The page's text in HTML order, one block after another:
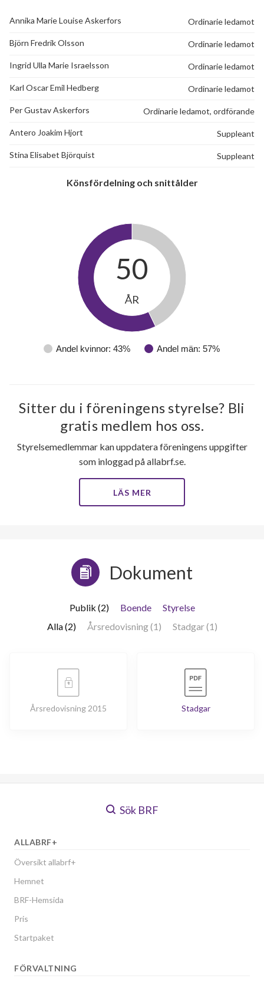
18
Annika Marie Louise Askerfors Ordinarie ledamot
Björn Fredrik Olsson Ordinarie ledamot
Ingrid Ulla Marie Israelsson Ordinarie ledamot
Karl Oscar Emil Hedberg Ordinarie ledamot
Per Gustav Askerfors Ordinarie ledamot, ordförande
Antero Joakim Hjort Suppleant
Stina Elisabet Björquist Suppleant
Könsfördelning och snittålder
Andel kvinnor: 43% Andel män: 57%
50
ÅR
Sitter du i föreningens styrelse? Bli
gratis medlem hos oss.
Styrelsemedlemmar kan uppdatera föreningens uppgifter
som inloggad på allabrf.se.
LÄS MER
Dokument
Publik (2) Boende
Styrelse
Alla (2)
Årsredovisning (1) Stadgar (1)
Årsredovisning 2015 Stadgar
Sök BRF
ALLABRF+
Översikt allabrf+
Hemnet
BRF-Hemsida
Pris
Startpaket
FÖRVALTNING